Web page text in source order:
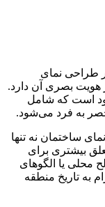
طراحی نمای
بصری آن دارد.
است که شامل
به فرد می‌شود.
ساختمان نه تنها
بیشتری برای
محلی یا الگوهای
به تاریخ منطقه